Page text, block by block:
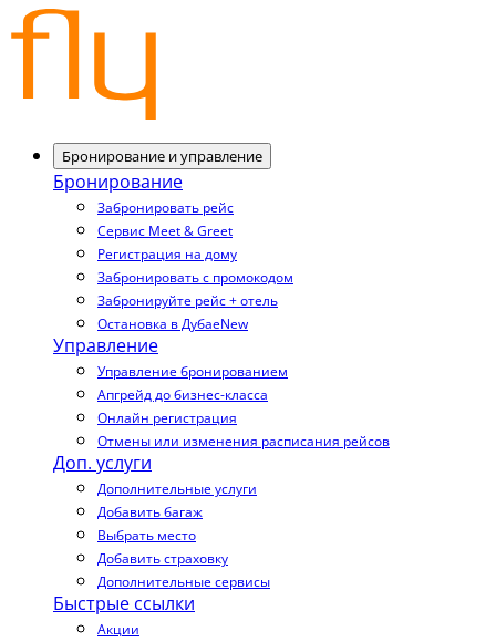
Бронирование и управление
Бронирование
Забронировать рейс
Сервис Meet & Greet
Регистрация на дому
Забронировать с промокодом
Забронируйте рейс + отель
Остановка в ДубаеNew
Управление
Управление бронированием
Апгрейд до бизнес-класса
Онлайн регистрация
Отмены или изменения расписания рейсов
Доп. услуги
Дополнительные услуги
Добавить багаж
Выбрать место
Добавить страховку
Дополнительные сервисы
Быстрые ссылки
Акции